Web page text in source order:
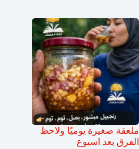
ملعقة صغيرة يوميًا ولاحظ
الفرق بعد اسبوع